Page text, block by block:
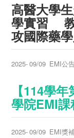
高醫大學
學實習 教
攻國際藥
2025-09/09 EMI公
【114學
學院EMI
2025-09/09 EMI獎